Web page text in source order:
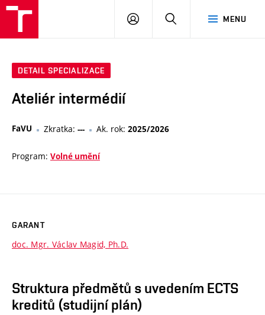
MENU
PŘIHLÁSIT
DETAIL SPECIALIZACE
Ateliér intermédií
FaVU Zkratka: --- Ak. rok: 2025/2026
Program: Volné umění
GARANT
doc. Mgr. Václav Magid, Ph.D.
Struktura předmětů s uvedením ECTS
kreditů (studijní plán)